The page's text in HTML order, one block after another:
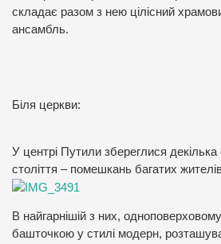
складає разом з нею цілісний
ансамбль.
Біля церкви:
У центрі Путили збереглися
століття – помешкань багатих
В найгарнішій з них,
башточкою у стилі модерн,